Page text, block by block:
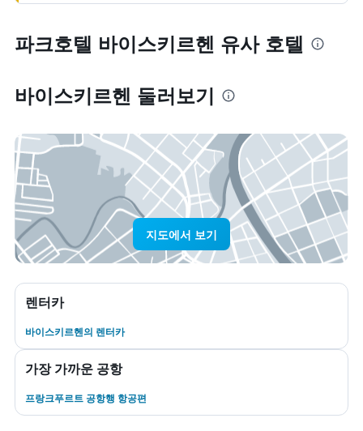
파크호텔 바이스키르헨 유사 호텔
바이스키르헨 둘러보기
지도에서 보기
렌터카
바이스키르헨​의 렌터카
가장 가까운 공항
프랑크푸르트 공항행 항공편